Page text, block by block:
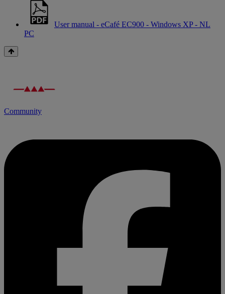
User manual - eCafé EC900 - Windows XP - NL
PC
Community